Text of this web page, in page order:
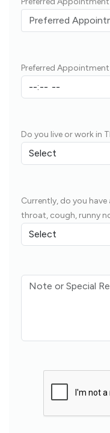
Preferred
Do you live or work in
Currently, do you
throat, cough, runny